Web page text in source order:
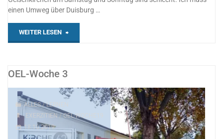
einen Umweg über Duisburg …
WEITER LESEN "OEL-
OEL-Woche 3
ALLES / LERNEN
EXERZITIEN/OEL-WOCHE19
18.10.2019